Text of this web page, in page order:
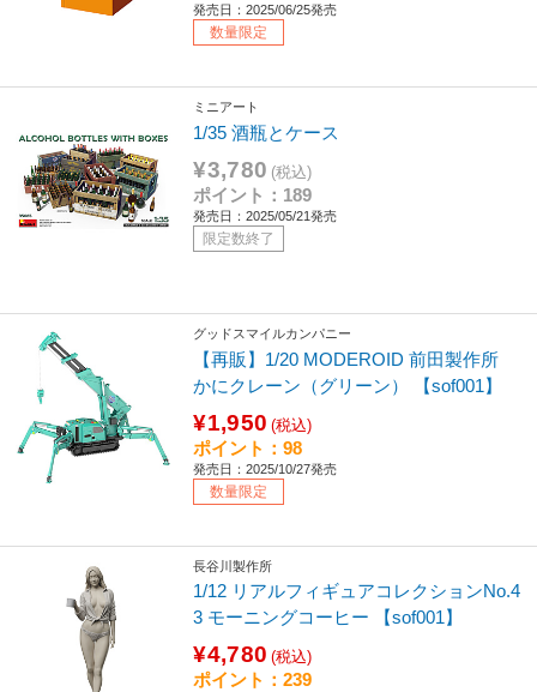
発売日：2025/06/25発売
数量限定
ミニアート
1/35 酒瓶とケース
¥3,780 (税込)
ポイント：189
発売日：2025/05/21発売
限定数終了
グッドスマイルカンパニー
【再販】1/20 MODEROID 前田製作所
かにクレーン（グリーン） 【sof001】
¥1,950 (税込)
ポイント：98
発売日：2025/10/27発売
数量限定
長谷川製作所
1/12 リアルフィギュアコレクションNo.4
3 モーニングコーヒー 【sof001】
¥4,780 (税込)
ポイント：239